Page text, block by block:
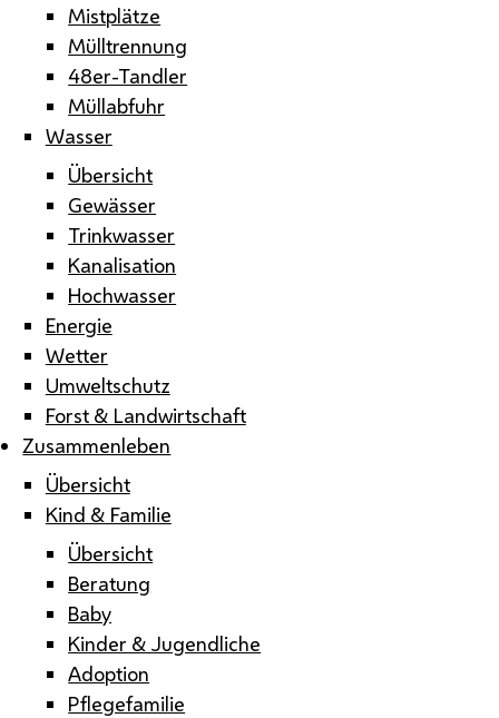
Mistplätze
Mülltrennung
48er-Tandler
Müllabfuhr
Wasser
Übersicht
Gewässer
Trinkwasser
Kanalisation
Hochwasser
Energie
Wetter
Umweltschutz
Forst & Landwirtschaft
Zusammenleben
Übersicht
Kind & Familie
Übersicht
Beratung
Baby
Kinder & Jugendliche
Adoption
Pflegefamilie